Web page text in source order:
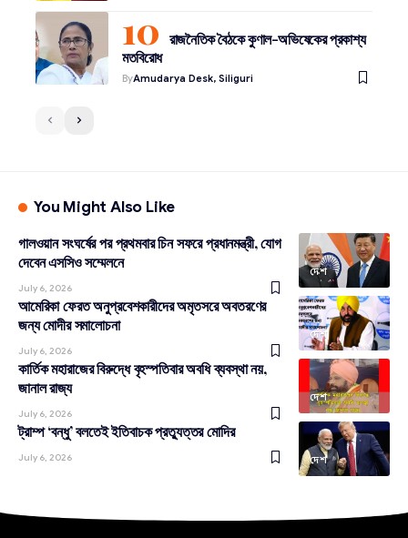
রাজনৈতিক বৈঠকে কুণাল-অভিষেকের প্রকাশ্য
মতবিরোধ
ByAmudarya Desk, Siliguri
You Might Also Like
দেশ
গালওয়ান সংঘর্ষের পর প্রথমবার চিন সফরে প্রধানমন্ত্রী, যোগ
দেবেন এসসিও সম্মেলনে
July 6, 2026
দেশ
আমেরিকা ফেরত অনুপ্রবেশকারীদের অমৃতসরে অবতরণের
জন্য মোদীর সমালোচনা
July 6, 2026
দেশ
কার্তিক মহারাজের বিরুদ্ধে বৃহস্পতিবার অবধি ব্যবস্থা নয়,
জানাল রাজ্য
July 6, 2026
দেশ
ট্রাম্প ‘বন্ধু’ বলতেই ইতিবাচক প্রত্যুত্তর মোদির
July 6, 2026